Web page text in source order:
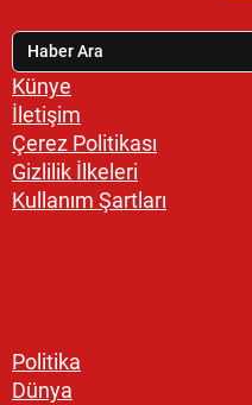
Künye
İletişim
Çerez Politikası
Gizlilik İlkeleri
Kullanım Şartları
Politika
Dünya